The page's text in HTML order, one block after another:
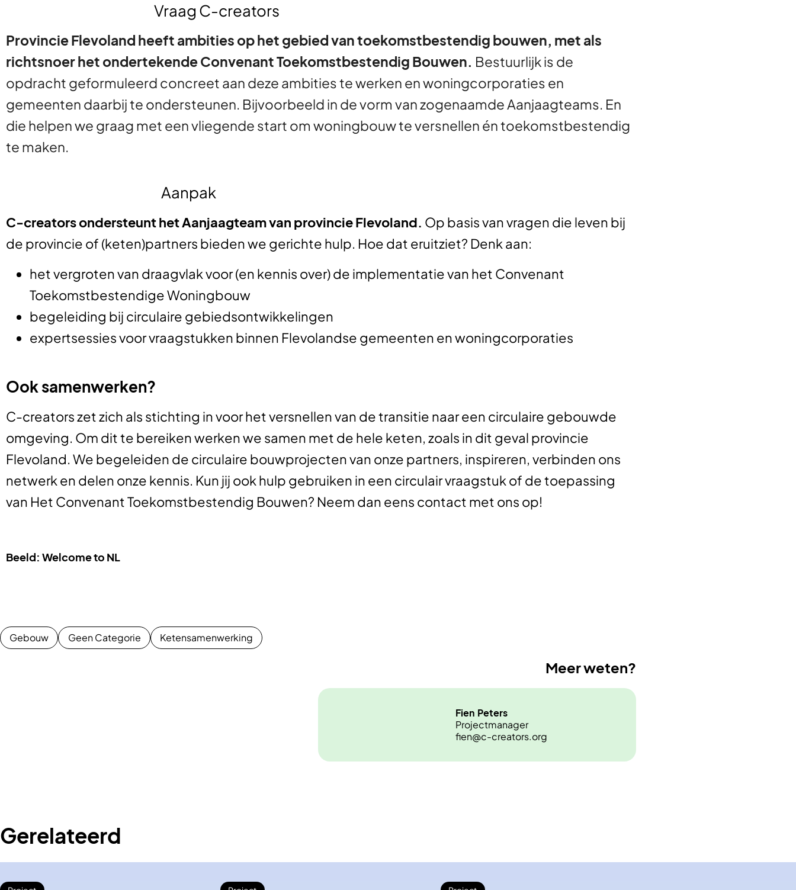
Vraag C-creators
Provincie Flevoland heeft ambities op het gebied van toekomstbestendig bouwen, met als
richtsnoer het ondertekende Convenant Toekomstbestendig Bouwen. Bestuurlijk is de
opdracht geformuleerd concreet aan deze ambities te werken en woningcorporaties en
gemeenten daarbij te ondersteunen. Bijvoorbeeld in de vorm van zogenaamde Aanjaagteams. En
die helpen we graag met een vliegende start om woningbouw te versnellen én toekomstbestendig
te maken.
Aanpak
C-creators ondersteunt het Aanjaagteam van provincie Flevoland. Op basis van vragen die leven bij
de provincie of (keten)partners bieden we gerichte hulp. Hoe dat eruitziet? Denk aan:
het vergroten van draagvlak voor (en kennis over) de implementatie van het Convenant
Toekomstbestendige Woningbouw
begeleiding bij circulaire gebiedsontwikkelingen
expertsessies voor vraagstukken binnen Flevolandse gemeenten en woningcorporaties
Ook samenwerken?
C-creators zet zich als stichting in voor het versnellen van de transitie naar een circulaire gebouwde
omgeving. Om dit te bereiken werken we samen met de hele keten, zoals in dit geval provincie
Flevoland. We begeleiden de circulaire bouwprojecten van onze partners, inspireren, verbinden ons
netwerk en delen onze kennis. Kun jij ook hulp gebruiken in een circulair vraagstuk of de toepassing
van Het Convenant Toekomstbestendig Bouwen? Neem dan eens contact met ons op!
Beeld: Welcome to NL
Gebouw Geen Categorie Ketensamenwerking
Meer weten?
Fien Peters
Projectmanager
fien@c-creators.org
Gerelateerd